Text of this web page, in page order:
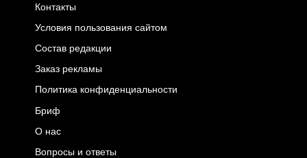
Контакты
Условия пользования сайтом
Состав редакции
Заказ рекламы
Политика конфиденциальности
Бриф
О нас
Вопросы и ответы